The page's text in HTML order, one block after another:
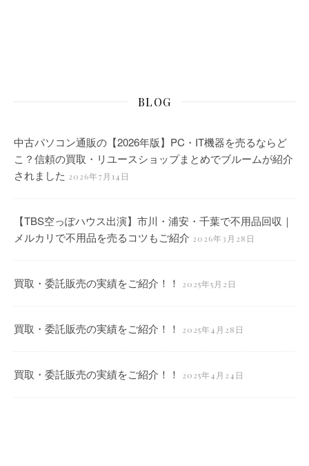
BLOG
中古パソコン通販の【2026年版】PC・IT機器を売るならど
こ？信頼の買取・リユースショップまとめでブルームが紹介
されました 2026年7月14日
【TBS空っぽハウス出演】市川・浦安・千葉で不用品回収｜
メルカリで不用品を売るコツもご紹介 2026年3月28日
買取・委託販売の実績をご紹介！！ 2025年5月2日
買取・委託販売の実績をご紹介！！ 2025年4月28日
買取・委託販売の実績をご紹介！！ 2025年4月24日